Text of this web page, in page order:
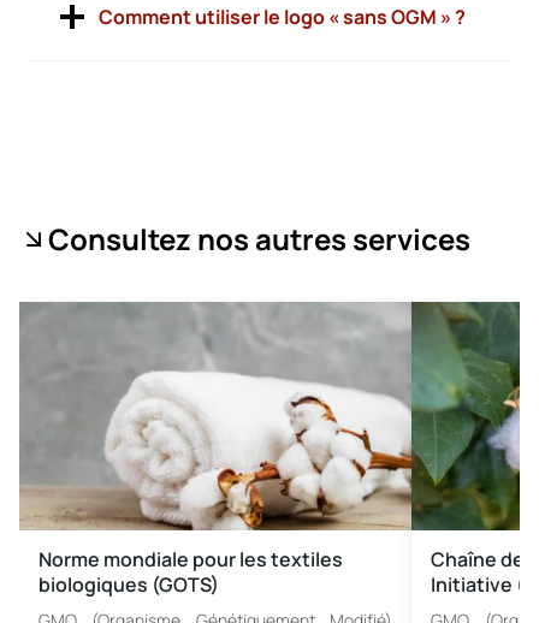
Comment utiliser le logo « sans OGM » ?
Consultez nos autres services
Norme mondiale pour les textiles
biologiques (GOTS)
Chaîne de
Initiative